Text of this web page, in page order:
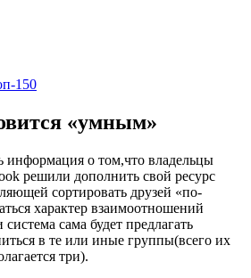
150
«умным»
информация о том,что владельцы
решили дополнить свой ресурс
сортировать друзей «по-
характер взаимоотношений
сама будет предлагать
в те или иные группы(всего их
три).